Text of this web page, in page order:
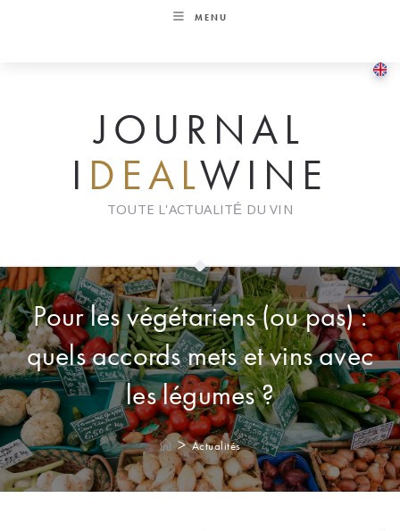
MENU
JOURNAL
I DEALWINE
TOUTE L'ACTUALITÉ DU VIN
Pour les végétariens (ou pas) :
quels accords mets et vins avec
les légumes ?
> Actualités